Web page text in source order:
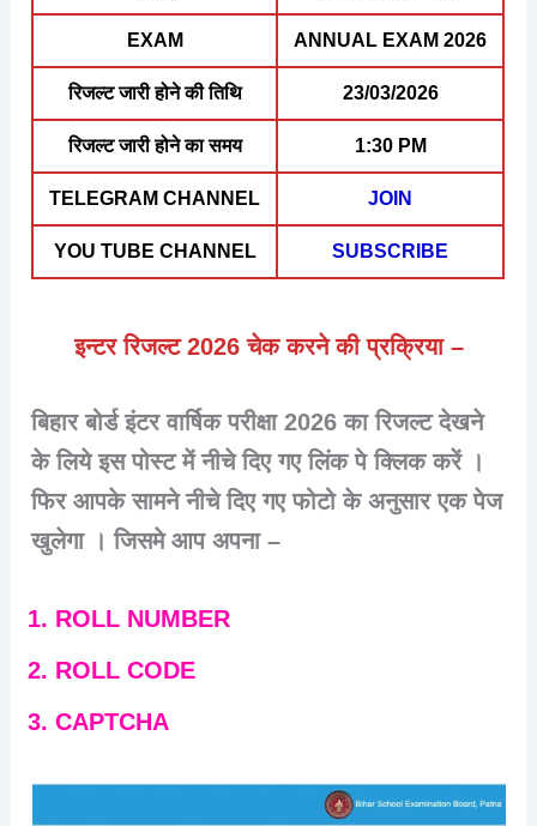
EXAM ANNUAL EXAM 2026
रिजल्ट जारी होने की तिथि 23/03/2026
रिजल्ट जारी होने का समय 1:30 PM
TELEGRAM CHANNEL JOIN
YOU TUBE CHANNEL SUBSCRIBE
इन्टर रिजल्ट 2026 चेक करने की प्रक्रिया –
बिहार बोर्ड इंटर वार्षिक परीक्षा 2026 का रिजल्ट देखने
के लिये इस पोस्ट में नीचे दिए गए लिंक पे क्लिक करें ।
फिर आपके सामने नीचे दिए गए फोटो के अनुसार एक पेज
खुलेगा । जिसमे आप अपना –
ROLL NUMBER
ROLL CODE
CAPTCHA